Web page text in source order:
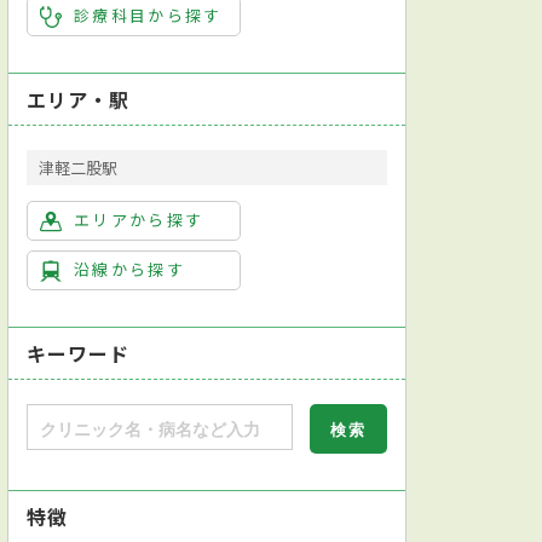
診療科目から探す
エリア・駅
津軽二股駅
エリアから探す
沿線から探す
キーワード
特徴